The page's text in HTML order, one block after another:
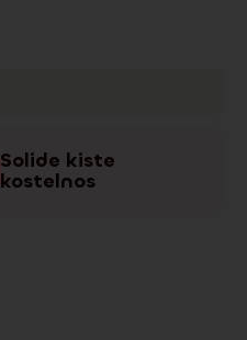
Solide kiste
kostelnos